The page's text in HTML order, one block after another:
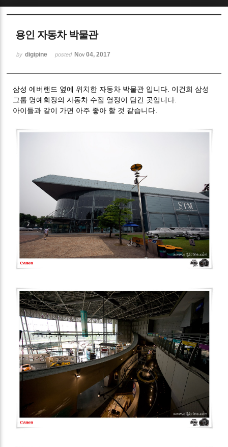
용인 자동차 박물관
by digipine posted Nov 04, 2017
삼성 에버랜드 옆에 위치한 자동차 박물관 입니다. 이건희 삼성
그룹 명예회장의 자동차 수집 열정이 담긴 곳입니다.
아이들과 같이 가면 아주 좋아 할 것 같습니다.
Sketchbook5, 스케치북5
Sketchbook5, 스케치북5